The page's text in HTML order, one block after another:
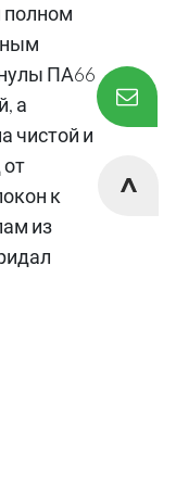
полном
ПА66
а
чистой и
к
из